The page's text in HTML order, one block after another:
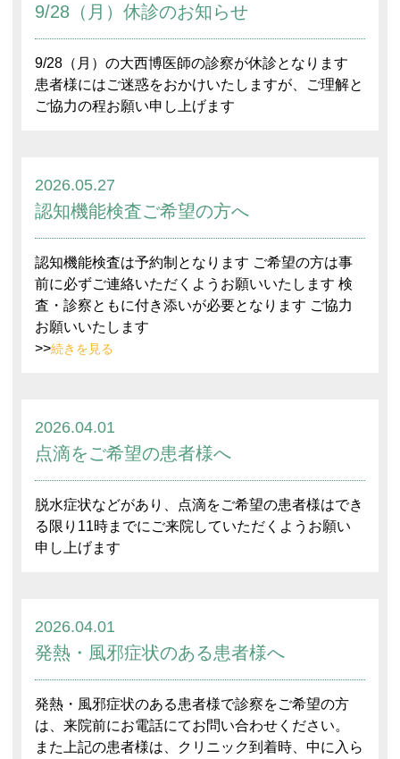
9/28（月）休診のお知らせ
9/28（月）の大西博医師の診察が休診となります
患者様にはご迷惑をおかけいたしますが、ご理解と
ご協力の程お願い申し上げます
2026.05.27
認知機能検査ご希望の方へ
認知機能検査は予約制となります ご希望の方は事
前に必ずご連絡いただくようお願いいたします 検
査・診察ともに付き添いが必要となります ご協力
お願いいたします
>>続きを見る
2026.04.01
点滴をご希望の患者様へ
脱水症状などがあり、点滴をご希望の患者様はでき
る限り11時までにご来院していただくようお願い
申し上げます
2026.04.01
発熱・風邪症状のある患者様へ
発熱・風邪症状のある患者様で診察をご希望の方
は、来院前にお電話にてお問い合わせください。
また上記の患者様は、クリニック到着時、中に入ら